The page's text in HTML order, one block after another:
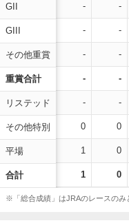
GII
GIII
その他重賞
重賞合計
リステッド
その他特別
平場
合計
- -
- -
- -
- -
- -
0 0
1 0
1 0
※「総合成績」はJRAのレースのみ